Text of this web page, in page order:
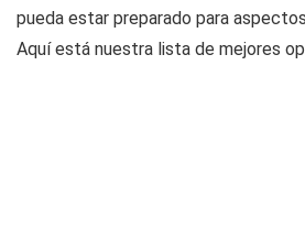
pueda estar preparado para
Aquí está nuestra lista de mejores